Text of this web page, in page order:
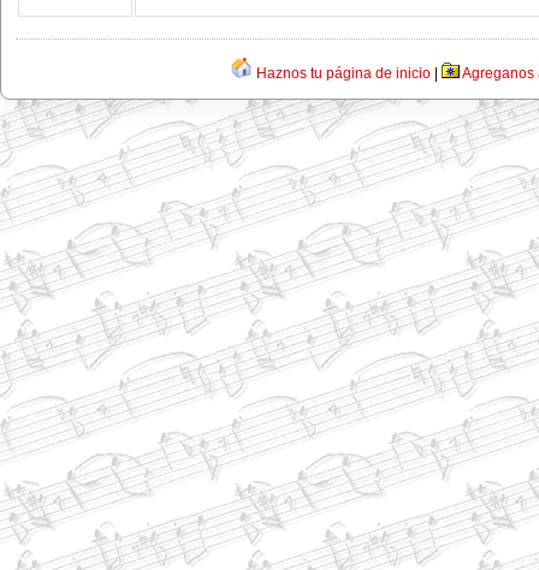
Haznos tu página de inicio Agreganos